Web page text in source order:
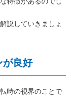
説していきましょ
が良好
時の視界のことで